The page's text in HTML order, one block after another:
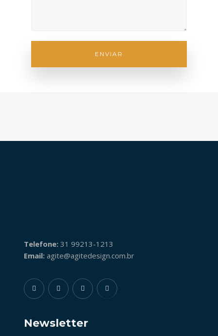
Telefone: 31 99213-1213
Email: agite@agitedesign.com.br
Newsletter